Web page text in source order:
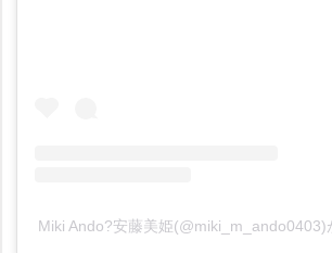
Miki Ando?安藤美姫(@miki_m_ando0403)